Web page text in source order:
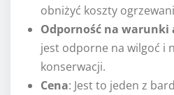
obniżyć koszty
Odporność na warunki
jest odporne na wilgoć i
konserwacji.
Cena: Jest to jeden z